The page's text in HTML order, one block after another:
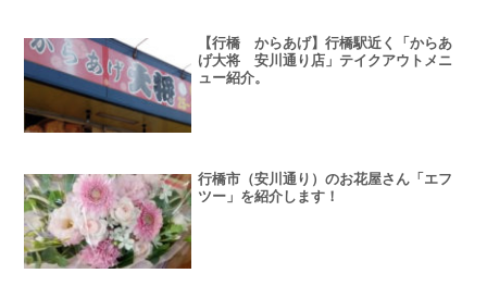
【行橋 からあげ】行橋駅近く「からあ
げ大将 安川通り店」テイクアウトメニ
ュー紹介。
行橋市（安川通り）のお花屋さん「エフ
ツー」を紹介します！